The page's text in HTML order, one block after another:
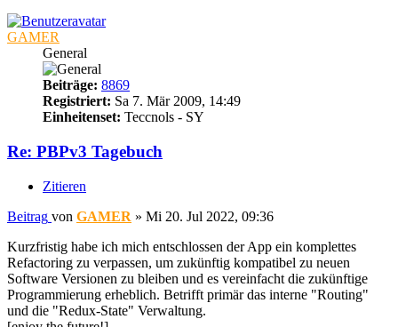
GAMER
General
Beiträge: 8869
Registriert: Sa 7. Mär 2009, 14:49
Einheitenset: Teccnols - SY
Re: PBPv3 Tagebuch
Zitieren
Beitrag von GAMER » Mi 20. Jul 2022, 09:36
Kurzfristig habe ich mich entschlossen der App ein komplettes
Refactoring zu verpassen, um zukünftig kompatibel zu neuen
Software Versionen zu bleiben und es vereinfacht die zukünftige
Programmierung erheblich. Betrifft primär das interne "Routing"
und die "Redux-State" Verwaltung.